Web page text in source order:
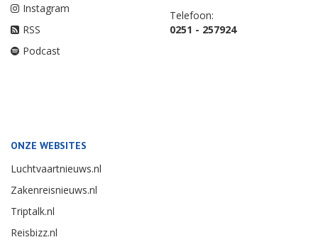
Instagram
RSS
Podcast
Telefoon:
0251 - 257924
ONZE WEBSITES
Luchtvaartnieuws.nl
Zakenreisnieuws.nl
Triptalk.nl
Reisbizz.nl